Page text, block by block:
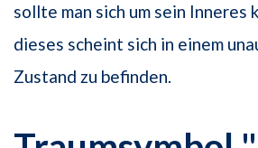
sollte man sich um sein Inneres
dieses scheint sich in einem
Zustand zu befinden.